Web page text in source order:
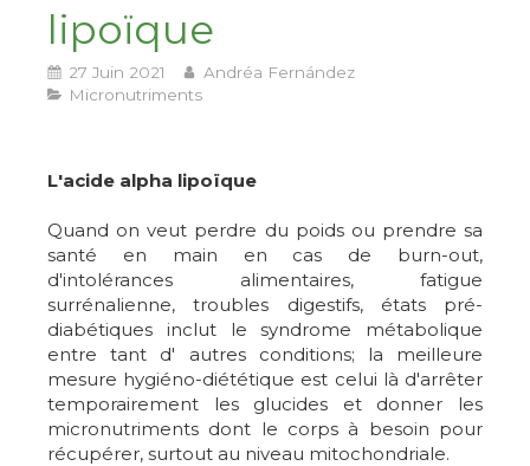
lipoïque
27 Juin 2021
Andréa Fernández
Micronutriments
L'acide alpha lipoïque
Quand on veut perdre du poids ou prendre sa
santé en main en cas de burn-out,
d'intolérances alimentaires, fatigue
surrénalienne, troubles digestifs, états pré-
diabétiques inclut le syndrome métabolique
entre tant d' autres conditions; la meilleure
mesure hygiéno-diététique est celui là d'arrêter
temporairement les glucides et donner les
micronutriments dont le corps à besoin pour
récupérer, surtout au niveau mitochondriale.